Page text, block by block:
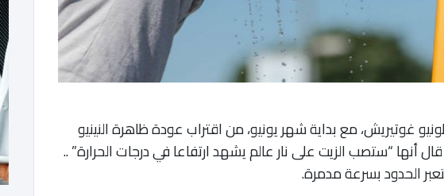
غوتيريش، مع بداية شهر يونيو، من اقتراب عودة ظاهرة النينيو
أنها “ستصب الزيت على نار عالم يشهد ارتفاعا في درجات الحرارة” ..
الحدود بسرعة مدمرة.